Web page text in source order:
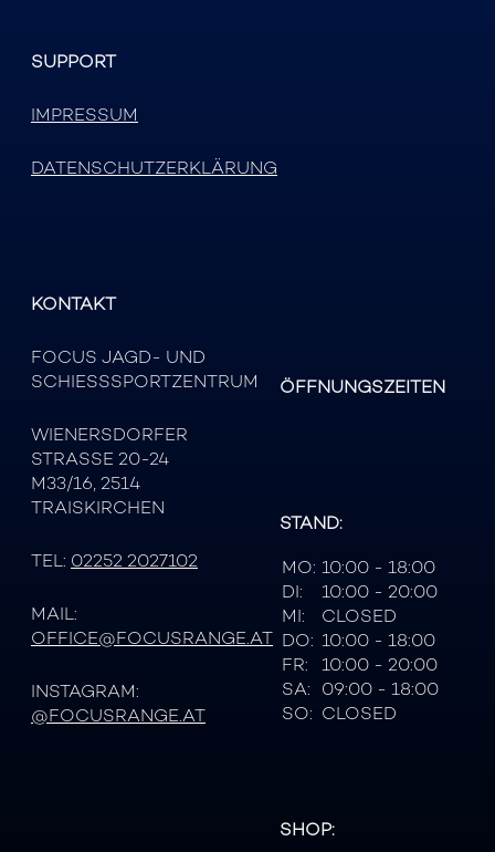
SUPPORT
IMPRESSUM
DATENSCHUTZERKLÄRUNG
KONTAKT
FOCUS JAGD- UND
SCHIESSSPORTZENTRUM
WIENERSDORFER
STRASSE 20-24
M33/16, 2514
TRAISKIRCHEN
TEL: 02252 2027102
MAIL:
OFFICE@FOCUSRANGE.AT
INSTAGRAM:
@FOCUSRANGE.AT
ÖFFNUNGSZEITEN
STAND:
MO: 10:00 - 18:00
DI:
10:00 - 20:00
MI:
CLOSED
DO: 10:00 - 18:00
FR:
10:00 - 20:00
SA: 09:00 - 18:00
SO: CLOSED
SHOP: